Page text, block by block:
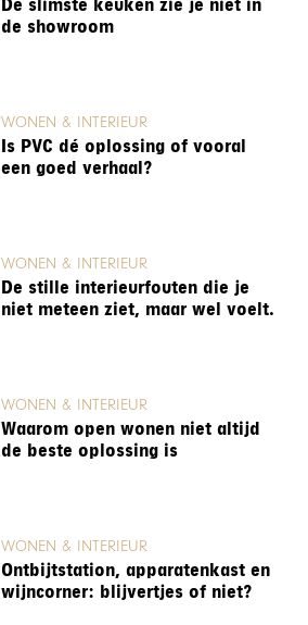
De slimste keuken zie je niet in
de showroom
WONEN & INTERIEUR
Is PVC dé oplossing of vooral
een goed verhaal?
WONEN & INTERIEUR
De stille interieurfouten die je
niet meteen ziet, maar wel voelt.
WONEN & INTERIEUR
Waarom open wonen niet altijd
de beste oplossing is
WONEN & INTERIEUR
Ontbijtstation, apparatenkast en
wijncorner: blijvertjes of niet?